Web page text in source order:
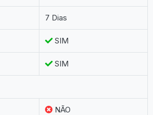
7 Dias
SIM
SIM
NÃO